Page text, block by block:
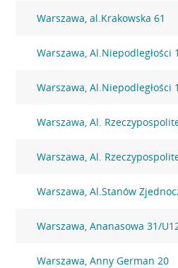
Warszawa, al.Krakowska 61
Warszawa, Al.Niepodległości
Warszawa, Al.Niepodległości
Warszawa, Al.
Warszawa, Al.
Warszawa, Al.Stanów
Warszawa, Ananasowa 31/
Warszawa, Anny German 20